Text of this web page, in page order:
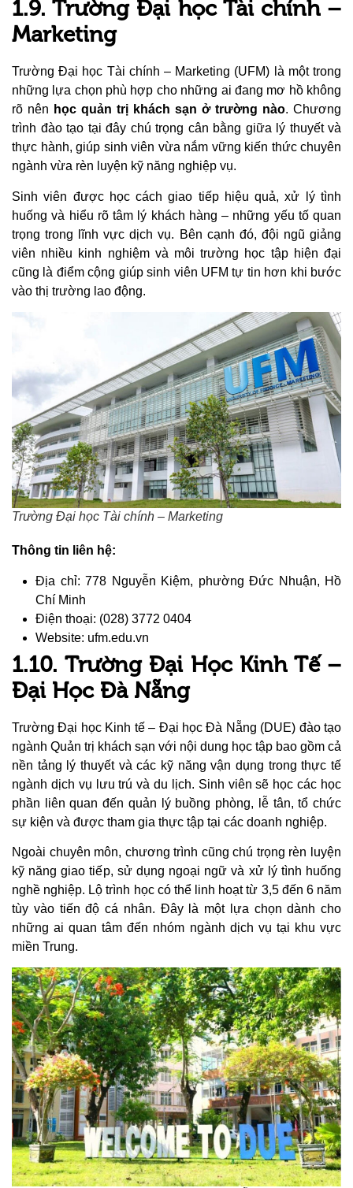
1.9. Trường Đại học Tài chính –
Marketing
Trường Đại học Tài chính – Marketing (UFM) là một trong
những lựa chọn phù hợp cho những ai đang mơ hồ không
rõ nên học quản trị khách sạn ở trường nào. Chương
trình đào tạo tại đây chú trọng cân bằng giữa lý thuyết và
thực hành, giúp sinh viên vừa nắm vững kiến thức chuyên
ngành vừa rèn luyện kỹ năng nghiệp vụ.
Sinh viên được học cách giao tiếp hiệu quả, xử lý tình
huống và hiểu rõ tâm lý khách hàng – những yếu tố quan
trọng trong lĩnh vực dịch vụ. Bên cạnh đó, đội ngũ giảng
viên nhiều kinh nghiệm và môi trường học tập hiện đại
cũng là điểm cộng giúp sinh viên UFM tự tin hơn khi bước
vào thị trường lao động.
Trường Đại học Tài chính – Marketing
Thông tin liên hệ:
Địa chỉ: 778 Nguyễn Kiệm, phường Đức Nhuận, Hồ
Chí Minh
Điện thoại: (028) 3772 0404
Website: ufm.edu.vn
1.10. Trường Đại Học Kinh Tế –
Đại Học Đà Nẵng
Trường Đại học Kinh tế – Đại học Đà Nẵng (DUE) đào tạo
ngành Quản trị khách sạn với nội dung học tập bao gồm cả
nền tảng lý thuyết và các kỹ năng vận dụng trong thực tế
ngành dịch vụ lưu trú và du lịch. Sinh viên sẽ học các học
phần liên quan đến quản lý buồng phòng, lễ tân, tổ chức
sự kiện và được tham gia thực tập tại các doanh nghiệp.
Ngoài chuyên môn, chương trình cũng chú trọng rèn luyện
kỹ năng giao tiếp, sử dụng ngoại ngữ và xử lý tình huống
nghề nghiệp. Lộ trình học có thể linh hoạt từ 3,5 đến 6 năm
tùy vào tiến độ cá nhân. Đây là một lựa chọn dành cho
những ai quan tâm đến nhóm ngành dịch vụ tại khu vực
miền Trung.